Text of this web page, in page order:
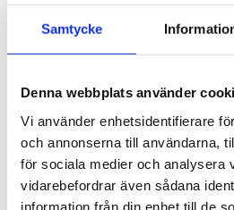
Samtycke
Denna webbplats använder
Vi använder enhetsidentifierare
och annonserna till användarna,
för sociala medier och analysera
vidarebefordrar även sådana
information från din enhet till de
Mer och mer jobbar vi med
det innebär att vi designar
förbestämda rörelsemönster till
till återvinning på ett kontor.
bland annat tydliga och logiska
och effektiviserar livet för